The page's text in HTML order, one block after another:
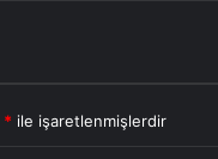
* ile işaretlenmişlerdir